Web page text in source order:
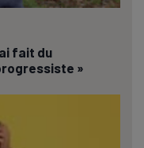
fait du
»